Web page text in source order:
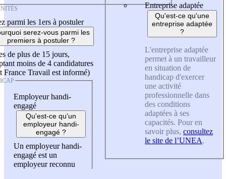
parmi les 1ers à postuler
serez-vous parmi les
premiers à postuler ?
de plus de 15 jours,
moins de 4 candidatures
France Travail est informé)
Employeur handi-
engagé
Qu'est-ce qu'un
employeur handi-
engagé ?
Un employeur handi-
engagé est un
employeur reconnu
Entreprise adaptée
Qu'est-ce qu'une
entreprise adaptée
?
L'entreprise adaptée
permet à un travailleur
en situation de
handicap d'exercer
une activité
professionnelle dans
des conditions
adaptées à ses
capacités. Pour en
savoir plus, consultez
le site de l’UNEA.